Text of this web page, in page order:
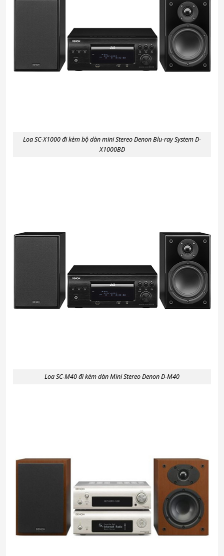
Loa SC-X1000 đi kèm bộ dàn mini Stereo Denon Blu-ray System D-
X1000BD
Loa SC-M40 đi kèm dàn Mini Stereo Denon D-M40